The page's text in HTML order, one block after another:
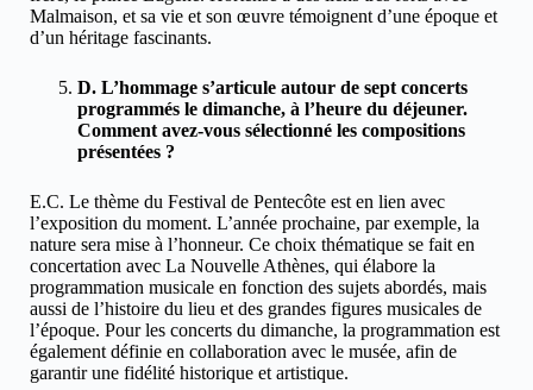
Malmaison, et sa vie et son œuvre témoignent d’une époque et
d’un héritage fascinants.
D. L’hommage s’articule autour de sept concerts
programmés le dimanche, à l’heure du déjeuner.
Comment avez-vous sélectionné les compositions
présentées ?
E.C. Le thème du Festival de Pentecôte est en lien avec
l’exposition du moment. L’année prochaine, par exemple, la
nature sera mise à l’honneur. Ce choix thématique se fait en
concertation avec La Nouvelle Athènes, qui élabore la
programmation musicale en fonction des sujets abordés, mais
aussi de l’histoire du lieu et des grandes figures musicales de
l’époque. Pour les concerts du dimanche, la programmation est
également définie en collaboration avec le musée, afin de
garantir une fidélité historique et artistique.